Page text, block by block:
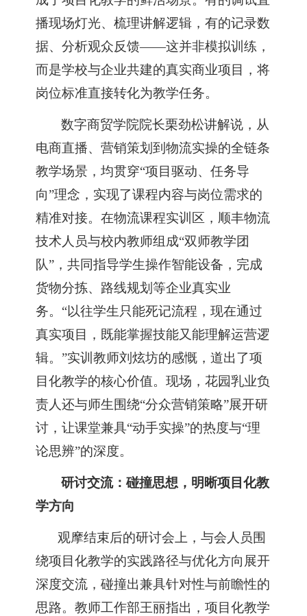
播现场灯光、梳理讲解逻辑，有的记录数
据、分析观众反馈——这并非模拟训练，
而是学校与企业共建的真实商业项目，将
岗位标准直接转化为教学任务。
数字商贸学院院长栗劲松讲解说，从
电商直播、营销策划到物流实操的全链条
教学场景，均贯穿“项目驱动、任务导
向”理念，实现了课程内容与岗位需求的
精准对接。在物流课程实训区，顺丰物流
技术人员与校内教师组成“双师教学团
队”，共同指导学生操作智能设备，完成
货物分拣、路线规划等企业真实业
务。“以往学生只能死记流程，现在通过
真实项目，既能掌握技能又能理解运营逻
辑。”实训教师刘炫坊的感慨，道出了项
目化教学的核心价值。现场，花园乳业负
责人还与师生围绕“分众营销策略”展开研
讨，让课堂兼具“动手实操”的热度与“理
论思辨”的深度。
研讨交流：碰撞思想，明晰项目化教
学方向
观摩结束后的研讨会上，与会人员围
绕项目化教学的实践路径与优化方向展开
深度交流，碰撞出兼具针对性与前瞻性的
思路。教师工作部王丽指出，项目化教学